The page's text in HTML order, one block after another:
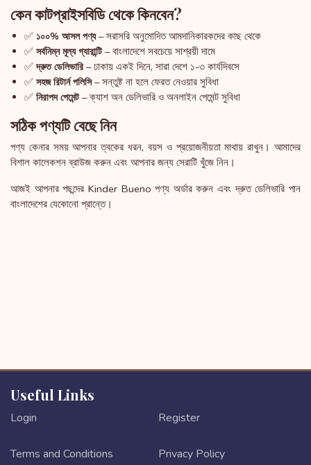
কেন কাটপ্রাইসবিডি থেকে কিনবেন?
✅ ১০০% আসল পণ্য– সরাসরি অনুমোদিত আমদানিকারকদের কাছ থেকে
✅ সর্বনিম্ন মূল্য গ্যারান্টি– বাংলাদেশে সবচেয়ে সাশ্রয়ী দামে
✅দ্রুত ডেলিভারি – ঢাকায় একই দিনে, সারা দেশে ১-৩ কার্যদিবসে
✅ সহজ রিটার্ন পলিসি– সন্তুষ্ট না হলে ফেরত নেওয়ার সুবিধা
✅ নিরাপদ পেমেন্ট– ক্যাশ অন ডেলিভারি ও অনলাইন পেমেন্ট সুবিধা
সঠিক পণ্যটি বেছে নিন
পণ্য কেনার সময় আপনার ত্বকের ধরন, বয়স ও প্রয়োজনীয়তা মাথায় রাখুন। আমাদের
বিশাল কালেকশন ব্রাউজ করুন এবং আপনার জন্য সেরাটি খুঁজে নিন।
আজই আপনার পছন্দের Kinder Bueno পণ্য অর্ডার করুন এবং দ্রুত ডেলিভারি পান
বাংলাদেশের যেকোনো প্রান্তে।
Useful Links
Login Register
Terms and Conditions Privacy Policy